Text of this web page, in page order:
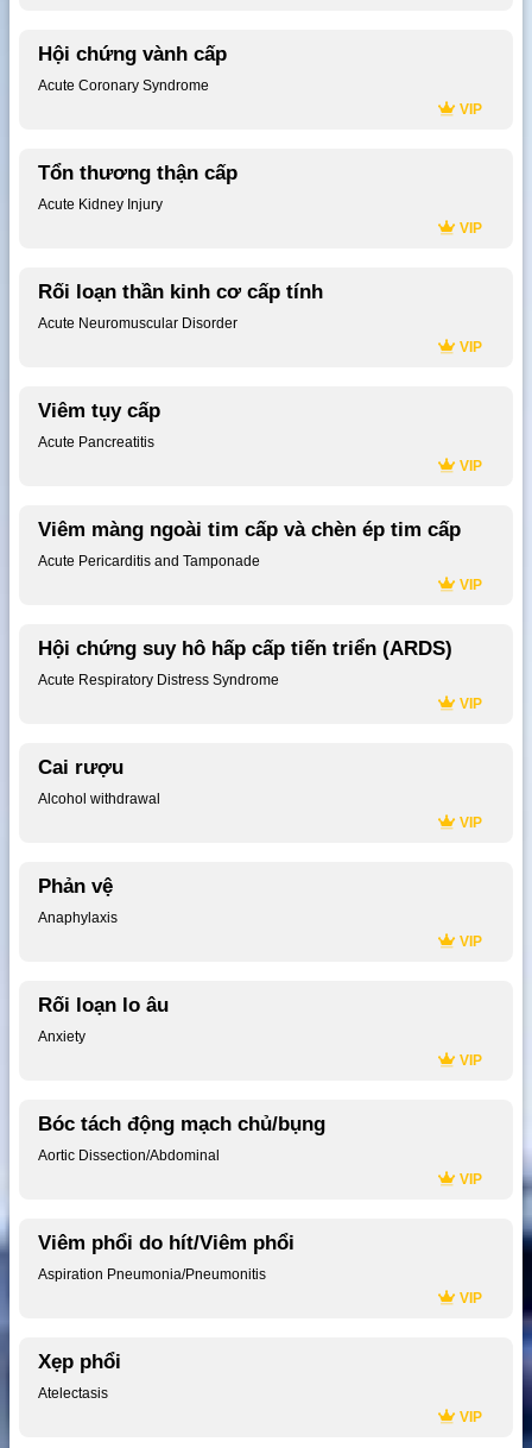
Hội chứng vành cấp
Acute Coronary Syndrome
VIP
Tổn thương thận cấp
Acute Kidney Injury
VIP
Rối loạn thần kinh cơ cấp tính
Acute Neuromuscular Disorder
VIP
Viêm tụy cấp
Acute Pancreatitis
VIP
Viêm màng ngoài tim cấp và chèn ép tim cấp
Acute Pericarditis and Tamponade
VIP
Hội chứng suy hô hấp cấp tiến triển (ARDS)
Acute Respiratory Distress Syndrome
VIP
Cai rượu
Alcohol withdrawal
VIP
Phản vệ
Anaphylaxis
VIP
Rối loạn lo âu
Anxiety
VIP
Bóc tách động mạch chủ/bụng
Aortic Dissection/Abdominal
VIP
Viêm phổi do hít/Viêm phổi
Aspiration Pneumonia/Pneumonitis
VIP
Xẹp phổi
Atelectasis
VIP